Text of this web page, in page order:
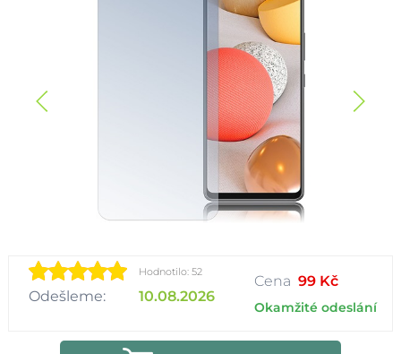
Hodnotilo: 52
Odešleme: 10.08.2026
Cena 99 Kč
Okamžité odeslání